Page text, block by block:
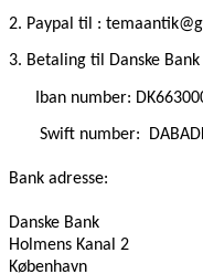
2. Paypal til :
3. Betaling til Danske
Iban number:
Swift number:
Bank adresse:
Danske Bank
Holmens Kanal 2
København